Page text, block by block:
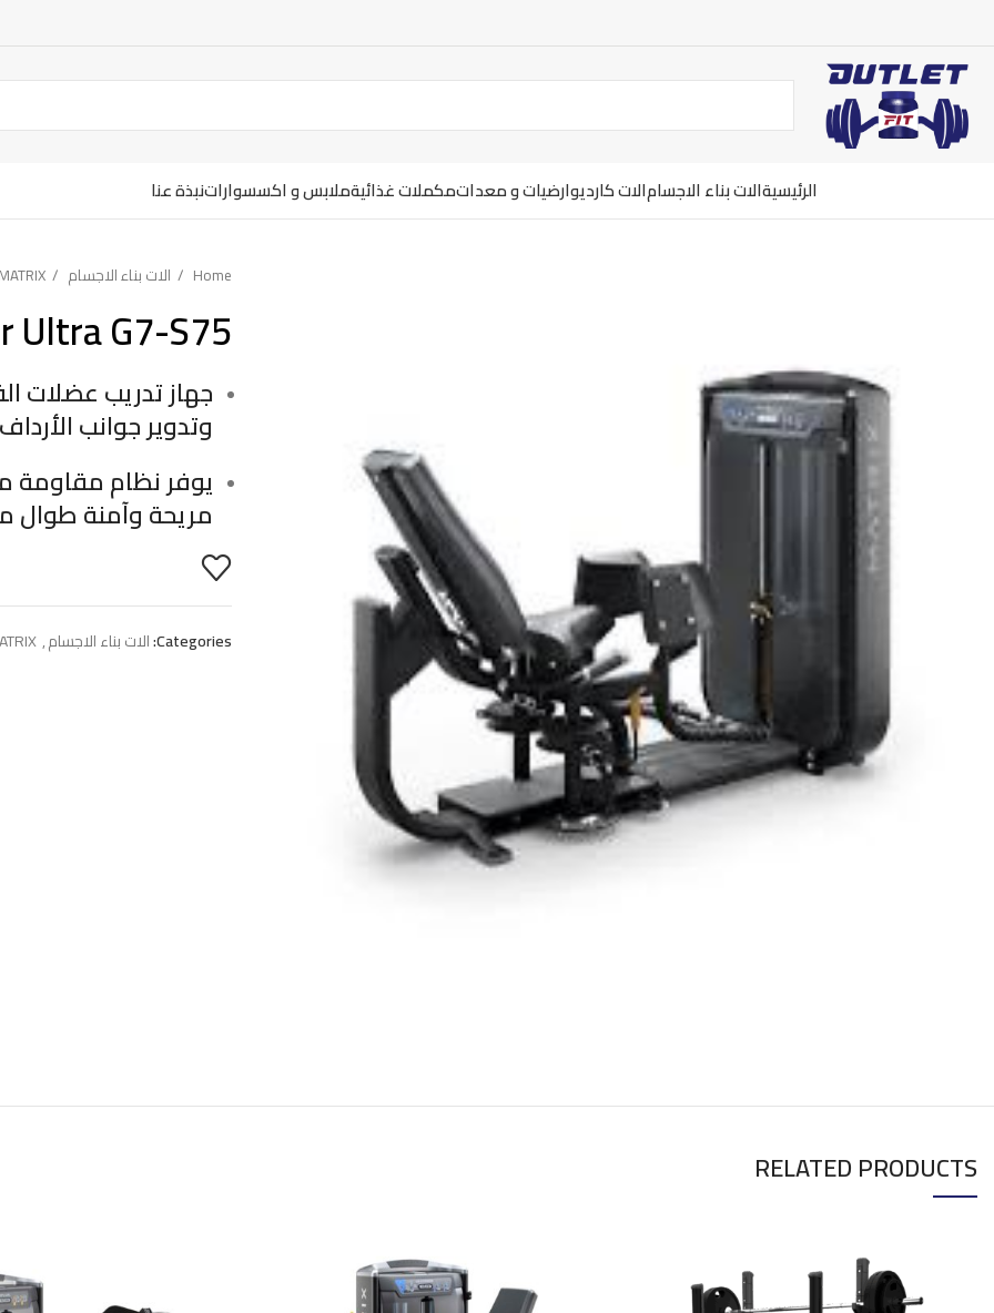
الرئيسيةالات بناء الاجسامالات كارديوارضيات و معداتمكملات غذائيةملابس و اكسسواراتنبذة عنا
Home الات بناء الاجسام MATRIX
Ultra G7-S75
وتدوير جوانب
يوفر نظام مقاومة
مريحة وآمنة طوال
Categories: الات بناء الاجسام,
RELATED PRODUCTS